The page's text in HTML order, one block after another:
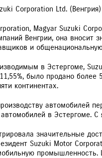
Corporation Ltd.
Magyar Suzuki
Венгрии, она вносит
и
в Эстергоме,
было продано
континентах.
автомобилей
в Эстергоме.
значительные
Suzuki Motor